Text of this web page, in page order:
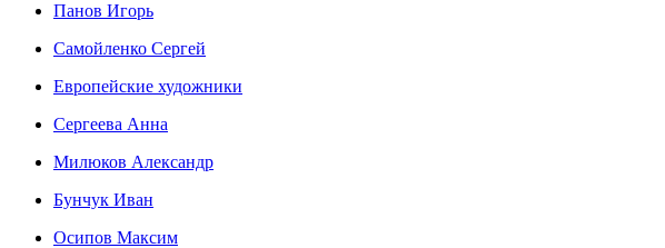
Панов Игорь
Сaмoйленко Сергей
Европейские художники
Сергеева Анна
Милюков Александр
Бунчук Иван
Осипoв Максим